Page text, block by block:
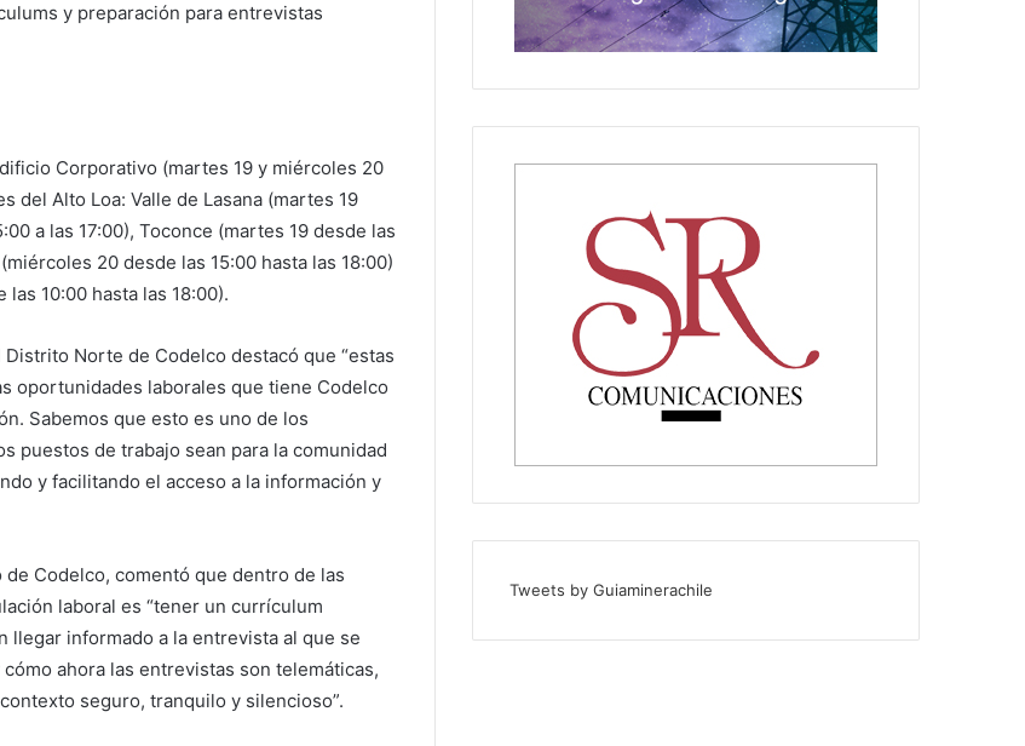
y preparación para entrevistas
Corporativo (martes 19 y miércoles 20
del Alto Loa: Valle de Lasana (martes 19
a las 17:00), Toconce (martes 19 desde las
20 desde las 15:00 hasta las 18:00)
10:00 hasta las 18:00).
Norte de Codelco destacó que “estas
oportunidades laborales que tiene Codelco
Sabemos que esto es uno de los
puestos de trabajo sean para la comunidad
y facilitando el acceso a la información y
Codelco, comentó que dentro de las
laboral es “tener un currículum
llegar informado a la entrevista al que se
ahora las entrevistas son telemáticas,
seguro, tranquilo y silencioso”.
Tweets by Guiaminerachile